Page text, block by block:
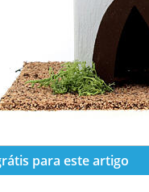
para este artigo